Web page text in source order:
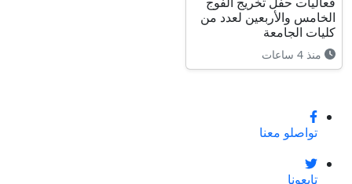
الخامس والأربعين لعدد من
كليات الجامعة
منذ 4 ساعات
تواصلو معنا
تابعونا